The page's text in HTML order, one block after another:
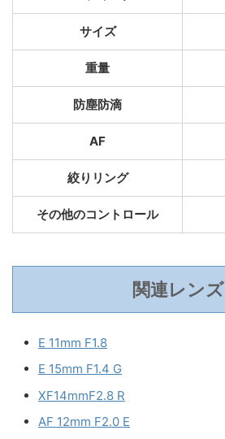
サイズ
重量
防塵防滴
AF
絞りリング
その他のコントロール
関連レンズ
E 11mm F1.8
E 15mm F1.4 G
XF14mmF2.8 R
AF 12mm F2.0 E